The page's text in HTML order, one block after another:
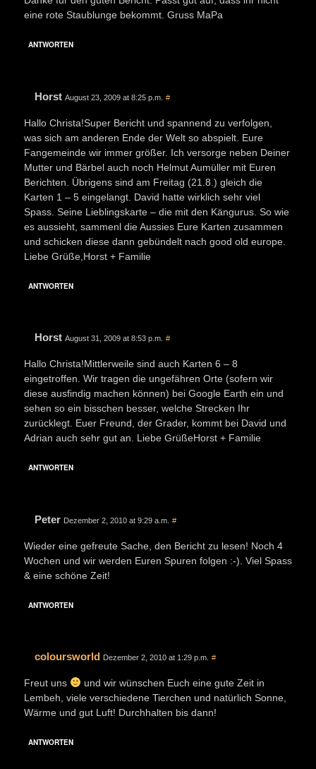
eine rote Staublunge bekommt. Gruss MaPa
ANTWORTEN
Horst August 23, 2009 at 8:25 p.m. #
Hallo Christa!Super Bericht und spannend zu verfolgen,
was sich am anderen Ende der Welt so abspielt. Eure
Fangemeinde wir immer größer. Ich versorge neben Deiner
Mutter und Bärbel auch noch Helmut Aumüller mit Euren
Berichten. Übrigens sind am Freitag (21.8.) gleich die
Karten 1 – 5 eingelangt. David hatte wirklich sehr viel
Spass. Seine Lieblingskarte – die mit den Kängurus. So wie
es aussieht, sammenl die Aussies Eure Karten zusammen
und schicken diese dann gebündelt nach good old europe.
Liebe Grüße,Horst + Familie
ANTWORTEN
Horst August 31, 2009 at 8:53 p.m. #
Hallo Christa!Mittlerweile sind auch Karten 6 – 8
eingetroffen. Wir tragen die ungefähren Orte (sofern wir
diese ausfindig machen können) bei Google Earth ein und
sehen so ein bisschen besser, welche Strecken Ihr
zurücklegt. Euer Freund, der Grader, kommt bei David und
Adrian auch sehr gut an. Liebe GrüßeHorst + Familie
ANTWORTEN
Peter Dezember 2, 2010 at 9:29 a.m. #
Wieder eine gefreute Sache, den Bericht zu lesen! Noch 4
Wochen und wir werden Euren Spuren folgen :-). Viel Spass
& eine schöne Zeit!
ANTWORTEN
coloursworld Dezember 2, 2010 at 1:29 p.m. #
Freut uns
und wir wünschen Euch eine gute Zeit in
Lembeh, viele verschiedene Tierchen und natürlich Sonne,
Wärme und gut Luft! Durchhalten bis dann!
ANTWORTEN